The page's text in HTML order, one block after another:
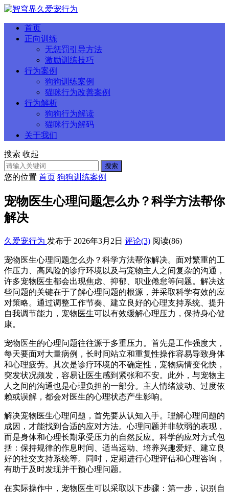
首页
正向训练
无惩罚引导方法
激励训练技巧
行为案例
狗狗训练案例
猫咪行为改善案例
行为解析
狗狗行为解读
猫咪行为解码
关于我们
搜索 收起
搜索
您的位置 首页 狗狗训练案例
宠物医生心理问题怎么办？科学方法帮你
解决
久爱宠行为 发布于 2026年3月2日 评论(3) 阅读(86)
宠物医生心理问题怎么办？科学方法帮你解决。面对繁重的工
作压力、高风险的诊疗环境以及与宠物主人之间复杂的沟通，
许多宠物医生都会出现焦虑、抑郁、职业倦怠等问题。解决这
些问题的关键在于了解心理问题的根源，并采取科学有效的应
对策略。通过调整工作节奏、建立良好的心理支持系统、提升
自我调节能力，宠物医生可以有效缓解心理压力，保持身心健
康。
宠物医生的心理问题往往源于多重压力。首先是工作强度大，
每天要面对大量病例，长时间站立和重复性操作容易导致身体
和心理疲劳。其次是诊疗环境的不确定性，宠物病情变化快，
突发状况频发，容易让医生感到紧张和不安。此外，与宠物主
人之间的沟通也是心理负担的一部分。主人情绪波动、过度依
赖或误解，都会对医生的心理状态产生影响。
解决宠物医生心理问题，首先要从认知入手。理解心理问题的
成因，才能找到合适的应对方法。心理问题并非软弱的表现，
而是身体和心理长期承受压力的自然反应。科学的应对方式包
括：保持规律的作息时间、适当运动、培养兴趣爱好、建立良
好的社交支持系统等。同时，定期进行心理评估和心理咨询，
有助于及时发现并干预心理问题。
在实际操作中，宠物医生可以采取以下步骤：第一步，识别自